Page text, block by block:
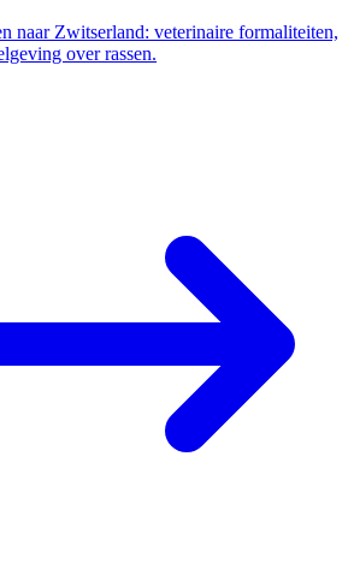
naar Zwitserland: veterinaire formaliteiten,
over rassen.